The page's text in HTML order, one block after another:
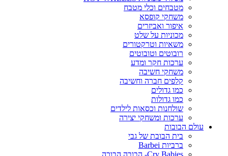
מטבחים וכלי מטבח
משחקי קופסא
איפור ואביזרים
מכוניות על שלט
משאיות וטרקטורים
רובוטים וטובוטים
ערכות חקר ומדע
משחקי חשיבה
קלפים חברה וחשיבה
כמו גדולים
כמו גדולות
שולחנות וכסאות לילדים
ערכות ומשחקי יצירה
עולם הבובות
בית הבובת של גבי
ברביות Barbei
Cry Babies- הבובה הבוכה